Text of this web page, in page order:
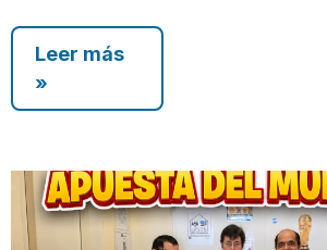
Leer más
»